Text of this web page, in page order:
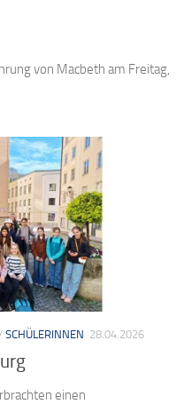
von Macbeth am Freitag,
/ SCHÜLERINNEN 28.04.2026
einen